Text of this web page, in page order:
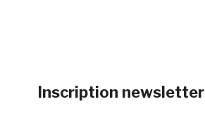
Inscription newsletter